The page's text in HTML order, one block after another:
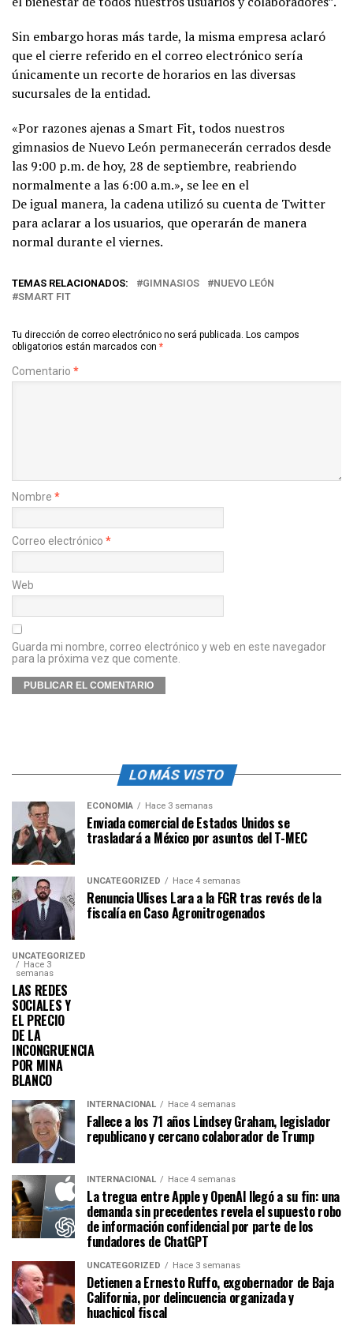
Sin embargo horas más tarde, la​ misma empresa aclaró
que el cierre referido en el correo electrónico sería
únicamente un recorte de horarios en las diversas
sucursales de la entidad.
«Por razones ajenas a Smart Fit, todos nuestros
gimnasios de Nuevo León permanecerán cerrados desde
las 9:00 p.m. de hoy, 28 de septiembre, reabriendo
normalmente a las 6:00 a.m.», se lee en el
De igual manera, la cadena utilizó su cuenta de Twitter
para aclarar a los usuarios, que operarán de manera
normal durante el viernes.
TEMAS RELACIONADOS: GIMNASIOS
NUEVO LEÓN
SMART FIT
Tu dirección de correo electrónico no será publicada. Los campos
obligatorios están marcados con *
Comentario *
Nombre *
Correo electrónico *
Web
Guarda mi nombre, correo electrónico y web en este navegador
para la próxima vez que comente.
LO MÁS VISTO
ECONOMÍA Hace 3 semanas
Enviada comercial de Estados Unidos se
trasladará a México por asuntos del T-MEC
UNCATEGORIZED Hace 4 semanas
Renuncia Ulises Lara a la FGR tras revés de la
fiscalía en Caso Agronitrogenados
UNCATEGORIZED
Hace 3
semanas
LAS REDES
SOCIALES Y
EL PRECIO
DE LA
INCONGRUENCIA
POR MINA
BLANCO
INTERNACIONAL Hace 4 semanas
Fallece a los 71 años Lindsey Graham, legislador
republicano y cercano colaborador de Trump
INTERNACIONAL Hace 4 semanas
La tregua entre Apple y OpenAI llegó a su fin: una
demanda sin precedentes revela el supuesto robo
de información confidencial por parte de los
fundadores de ChatGPT
UNCATEGORIZED Hace 3 semanas
Detienen a Ernesto Ruffo, exgobernador de Baja
California, por delincuencia organizada y
huachicol fiscal